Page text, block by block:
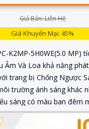
Giá Bán: Liên Hệ
Giá Khuyến Mại: 45%
K2MP-5H0WE(5.0 MP)
Âm Và Loa khả năng
trang bị Chống Ngược
trường ánh sáng khác
sáng có màu ban đêm